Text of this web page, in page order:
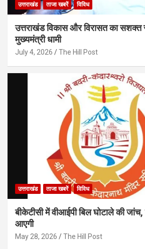
उत्तराखंड ताजा खबरें विविध
उत्तराखंड विकास और विरासत का सशक्त
मुख्यमंत्री धामी
July 4, 2026 The Hill Post
उत्तराखंड ताजा खबरें विविध
बीकेटीसी में वीआईपी बिल घोटाले की जांच,
आएगी
May 28, 2026 The Hill Post